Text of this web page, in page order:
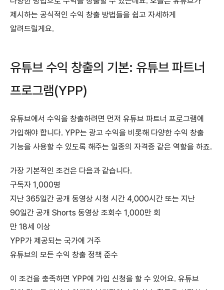
제시하는 공식적인 수익 창출 방법들을 쉽고 자세하게
알려드릴게요.
유튜브 수익 창출의 기본: 유튜브 파트너
프로그램(YPP)
유튜브에서 수익을 창출하려면 먼저 유튜브 파트너 프로그램에
가입해야 합니다. YPP는 광고 수익을 비롯해 다양한 수익 창출
기능을 사용할 수 있도록 해주는 일종의 자격증 같은 역할을 하죠.
가장 기본적인 조건은 다음과 같습니다.
구독자 1,000명
지난 365일간 공개 동영상 시청 시간 4,000시간 또는 지난
90일간 공개 Shorts 동영상 조회수 1,000만 회
만 18세 이상
YPP가 제공되는 국가에 거주
유튜브의 모든 수익 창출 정책 준수
이 조건을 충족하면 YPP에 가입 신청을 할 수 있어요. 유튜브